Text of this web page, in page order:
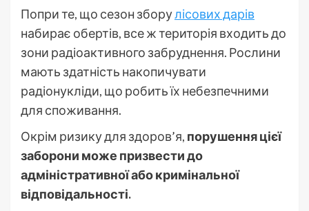
Попри те, що сезон зборулісових дарів
набирає обертів, все ж територія входить до
зони радіоактивного забруднення. Рослини
мають здатність накопичувати
радіонукліди, що робить їх небезпечними
для споживання.
Окрім ризику для здоров’я, порушення цієї
заборони може призвести до
адміністративної або кримінальної
відповідальності.